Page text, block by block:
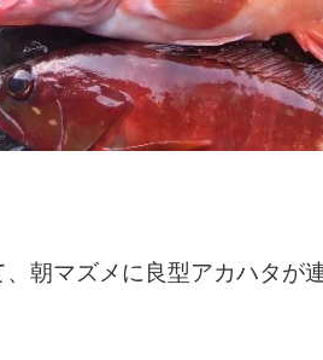
朝マズメに良型アカハタが